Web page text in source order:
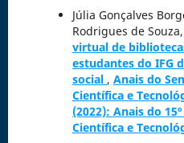
Júlia Gonçalves
Rodrigues de Souza,
virtual de
estudantes do IFG
social , Anais do
Científica e
(2022): Anais do
Científica e